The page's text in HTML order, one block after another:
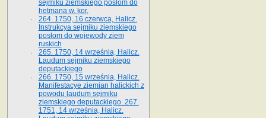
sejmiku ziemskiego posłom do
hetmana w. kor.
264. 1750, 16 czerwca, Halicz.
Instrukcya sejmiku ziemskiego
posłom do wojewody ziem
ruskich
265. 1750, 14 września, Halicz.
Laudum sejmiku ziemskiego
deputackiego
266. 1750, 15 września, Halicz.
Manifestacye ziemian halickich z
powodu laudum sejmiku
ziemskiego deputackiego. 267.
1751, 14 września, Halicz.